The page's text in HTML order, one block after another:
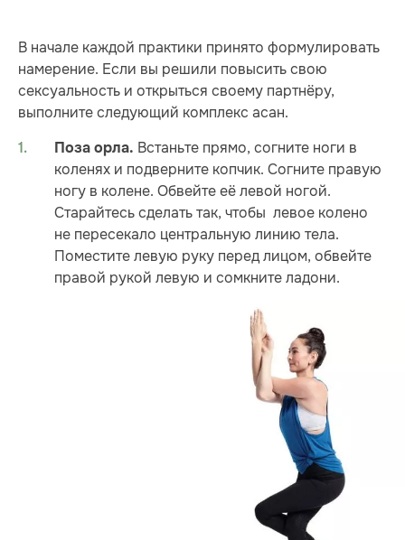
В начале каждой практики принято формулировать
намерение. Если вы решили повысить свою
сексуальность и открыться своему партнёру,
выполните следующий комплекс асан.
Поза орла. Встаньте прямо, согните ноги в
коленях и подверните копчик. Согните правую
ногу в колене. Обвейте её левой ногой.
Старайтесь сделать так, чтобы левое колено
не пересекало центральную линию тела.
Поместите левую руку перед лицом, обвейте
правой рукой левую и сомкните ладони.